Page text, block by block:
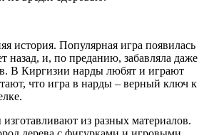
история. Популярная игра появилась
назад, и, по преданию, забавляла даже
В Киргизии нарды любят и играют
что игра в нарды – верный ключ к
из разных материалов.